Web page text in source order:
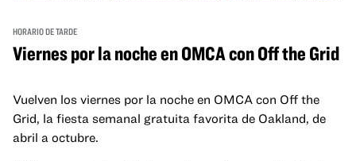
HORARIO DE TARDE
Viernes por la noche en OMCA con Off the Grid
Vuelven los viernes por la noche en OMCA con Off the
Grid, la fiesta semanal gratuita favorita de Oakland, de
abril a octubre.